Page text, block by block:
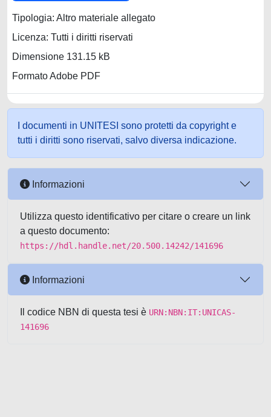
Tipologia: Altro materiale allegato
Licenza: Tutti i diritti riservati
Dimensione 131.15 kB
Formato Adobe PDF
I documenti in UNITESI sono protetti da copyright e
tutti i diritti sono riservati, salvo diversa indicazione.
Informazioni
Utilizza questo identificativo per citare o creare un link
a questo documento:
https://hdl.handle.net/20.500.14242/141696
Informazioni
Il codice NBN di questa tesi è URN:NBN:IT:UNICAS-
141696